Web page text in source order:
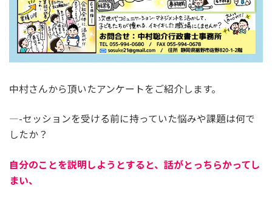
中村さんから頂いたアンケートをご紹介します。
—-セッションを受ける前に持っていた悩みや課題は何で
したか？
自分のことを説明しようとすると、話がとっちらかってし
まい、